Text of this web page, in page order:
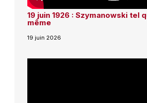
19 juin 1926 : Szymanowski tel
même
19 juin 2026